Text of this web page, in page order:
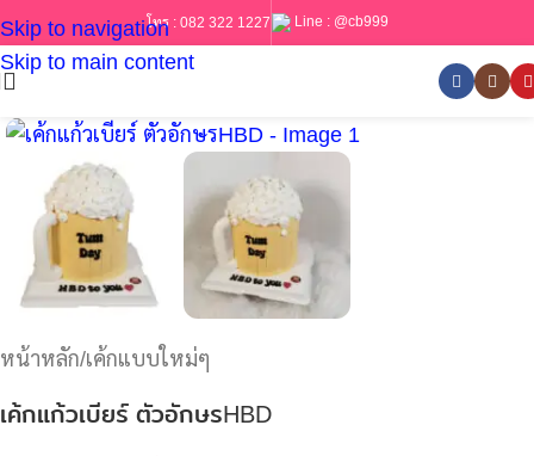
Skip to navigation
Skip to main content
โทร : 082 322 1227 Line : @cb999
หน้าหลัก/เค้กแบบใหม่ๆ
เค้กแก้วเบียร์ ตัวอักษรHBD